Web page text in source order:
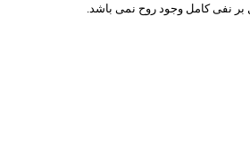
نفی کامل وجود روح نمی باشد.